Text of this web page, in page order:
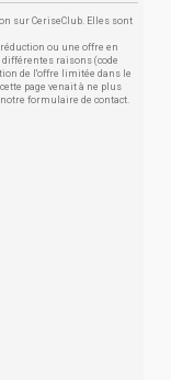
sur CeriseClub. Elles sont
ou une offre en
raisons (code
de l'offre limitée dans le
page venait à ne plus
formulaire de contact.